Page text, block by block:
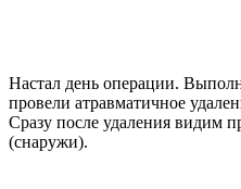
Настал день операции.
провели атравматичное
Сразу после удаления видим
(снаружи).